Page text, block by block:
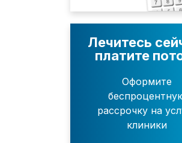
Лечитесь
платите
Оформите
рассрочку на
клиники